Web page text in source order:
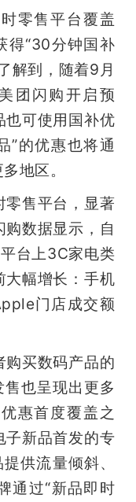
零售平台覆盖
得“30分钟国补
解到，随着9月
团闪购开启预
也可使用国补优
”的优惠也将通
地区。
零售平台，显著
数据显示，自
台上3C家电类
大幅增长：手机
门店成交额
购买数码产品的
也呈现出更多
惠首度覆盖之
子新品首发的专
供流量倾斜、
通过“新品即时